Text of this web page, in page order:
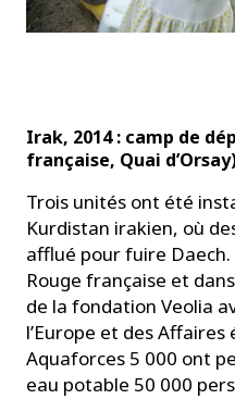
Irak, 2014 : camp de
française, Quai
Trois unités ont été
Kurdistan irakien, où
afflué pour fuire
Rouge française et
de la fondation Veolia
l’Europe et des
Aquaforces 5 000 ont
eau potable 50 000